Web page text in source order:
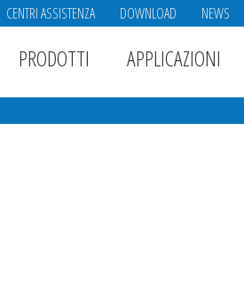
CENTRI ASSISTENZA DOWNLOAD NEWS
PRODOTTI APPLICAZIONI